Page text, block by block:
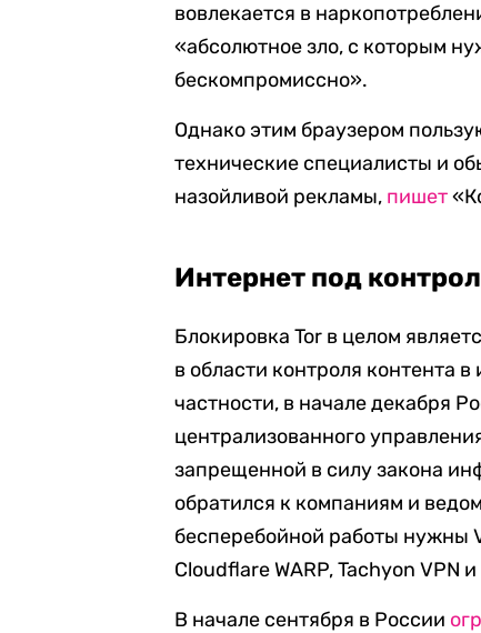
вовлекается в
«абсолютное зло, с которым
бескомпромиссно».
Однако этим браузером
технические специалисты и
назойливой рекламы, пишет
Интернет под
Блокировка Tor в целом
в области контроля контента
частности, в начале декабря
централизованного
запрещенной в силу закона
обратился к компаниям и
бесперебойной работы нужны
Cloudflare WARP, Tachyon VPN
В начале сентября в России